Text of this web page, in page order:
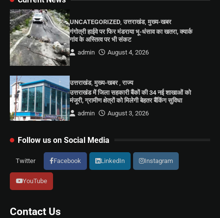
UNCATEGORIZED,उत्तराखंड,मुख्य-खबर
गंगोत्री हाईवे पर फिर मंडराया भू-धंसाव का खतरा, क्यार्क
गांव के अस्तित्व पर भी संकट
admin
August 4, 2026
उत्तराखंड,मुख्य-खबर ,राज्य
उत्तराखंड में जिला सहकारी बैंकों की 34 नई शाखाओं को
मंजूरी, ग्रामीण क्षेत्रों को मिलेगी बेहतर बैंकिंग सुविधा
admin
August 3, 2026
Follow us on Social Media
Twitter Facebook LinkedIn Instagram
YouTube
Contact Us